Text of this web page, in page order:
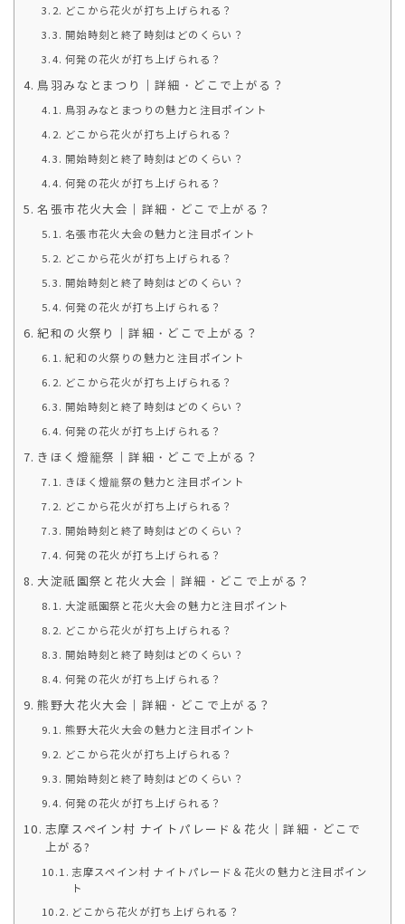
どこから花火が打ち上げられる？
開始時刻と終了時刻はどのくらい？
何発の花火が打ち上げられる？
鳥羽みなとまつり｜詳細・どこで上がる？
鳥羽みなとまつりの魅力と注目ポイント
どこから花火が打ち上げられる？
開始時刻と終了時刻はどのくらい？
何発の花火が打ち上げられる？
名張市花火大会｜詳細・どこで上がる？
名張市花火大会の魅力と注目ポイント
どこから花火が打ち上げられる？
開始時刻と終了時刻はどのくらい？
何発の花火が打ち上げられる？
紀和の火祭り｜詳細・どこで上がる？
紀和の火祭りの魅力と注目ポイント
どこから花火が打ち上げられる？
開始時刻と終了時刻はどのくらい？
何発の花火が打ち上げられる？
きほく燈籠祭｜詳細・どこで上がる？
きほく燈籠祭の魅力と注目ポイント
どこから花火が打ち上げられる？
開始時刻と終了時刻はどのくらい？
何発の花火が打ち上げられる？
大淀祇園祭と花火大会｜詳細・どこで上がる？
大淀祇園祭と花火大会の魅力と注目ポイント
どこから花火が打ち上げられる？
開始時刻と終了時刻はどのくらい？
何発の花火が打ち上げられる？
熊野大花火大会｜詳細・どこで上がる？
熊野大花火大会の魅力と注目ポイント
どこから花火が打ち上げられる？
開始時刻と終了時刻はどのくらい？
何発の花火が打ち上げられる？
志摩スペイン村 ナイトパレード＆花火｜詳細・どこで
上がる?
志摩スペイン村 ナイトパレード＆花火の魅力と注目ポイン
ト
どこから花火が打ち上げられる？